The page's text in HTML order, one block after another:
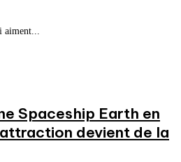
aiment...
Spaceship Earth en
devient de la